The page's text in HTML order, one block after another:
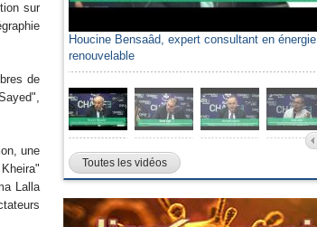
sur
de
une
Lalla
Houcine Bensaâd, expert consultant en énergie
renouvelable
Toutes les vidéos